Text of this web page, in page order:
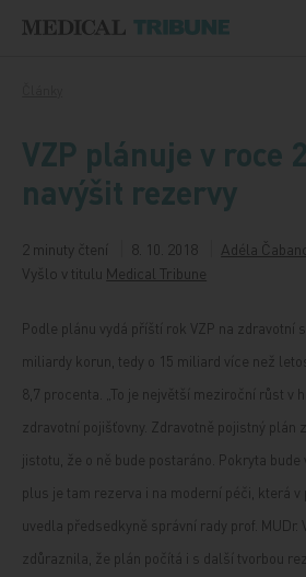
VZP plánuje v roce
navýšit rezervy
2 minuty čtení 8. 10. 2018
Adéla
Vyšlo v titulu Medical Tribune
Podle plánu vydá příští rok VZP na zdravotní
miliardy korun, tedy o 15 miliard více než
8,7 procenta. „To je největší meziroční růst v
zdravotní pojišťovny. Zdravotně pojistný plán
jistotu, že o ně bude postaráno. Pokryta bude
plus je tam rezerva i na moderní péči, která v
uvedla předsedkyně správní rady prof. MUDr.
zdůraznila, že plán počítá i s další tvorbou